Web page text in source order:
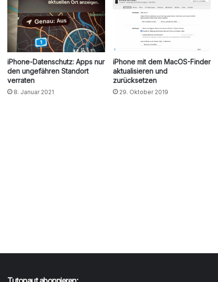
iPhone-Datenschutz: Apps nur
den ungefähren Standort
verraten
8. Januar 2021
iPhone mit dem MacOS-Finder
aktualisieren und
zurücksetzen
29. Oktober 2019